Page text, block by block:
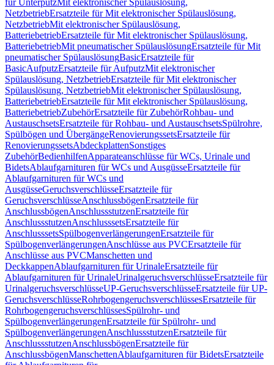
für UnterputzMit elektronischer Spülauslösung,
NetzbetriebErsatzteile für Mit elektronischer Spülauslösung,
NetzbetriebMit elektronischer Spülauslösung,
BatteriebetriebErsatzteile für Mit elektronischer Spülauslösung,
BatteriebetriebMit pneumatischer SpülauslösungErsatzteile für Mit
pneumatischer SpülauslösungBasicErsatzteile für
BasicAufputzErsatzteile für AufputzMit elektronischer
Spülauslösung, NetzbetriebErsatzteile für Mit elektronischer
Spülauslösung, NetzbetriebMit elektronischer Spülauslösung,
BatteriebetriebErsatzteile für Mit elektronischer Spülauslösung,
BatteriebetriebZubehörErsatzteile für ZubehörRohbau- und
AustauschsetsErsatzteile für Rohbau- und AustauschsetsSpülrohre,
Spülbögen und ÜbergängeRenovierungssetsErsatzteile für
RenovierungssetsAbdeckplattenSonstiges
ZubehörBedienhilfenApparateanschlüsse für WCs, Urinale und
BidetsAblaufgarnituren für WCs und AusgüsseErsatzteile für
Ablaufgarnituren für WCs und
AusgüsseGeruchsverschlüsseErsatzteile für
GeruchsverschlüsseAnschlussbögenErsatzteile für
AnschlussbögenAnschlussstutzenErsatzteile für
AnschlussstutzenAnschlusssetsErsatzteile für
AnschlusssetsSpülbogenverlängerungenErsatzteile für
SpülbogenverlängerungenAnschlüsse aus PVCErsatzteile für
Anschlüsse aus PVCManschetten und
DeckkappenAblaufgarnituren für UrinaleErsatzteile für
Ablaufgarnituren für UrinaleUrinalgeruchsverschlüsseErsatzteile für
UrinalgeruchsverschlüsseUP-GeruchsverschlüsseErsatzteile für UP-
GeruchsverschlüsseRohrbogengeruchsverschlüssesErsatzteile für
RohrbogengeruchsverschlüssesSpülrohr- und
SpülbogenverlängerungenErsatzteile für Spülrohr- und
SpülbogenverlängerungenAnschlussstutzenErsatzteile für
AnschlussstutzenAnschlussbögenErsatzteile für
AnschlussbögenManschettenAblaufgarnituren für BidetsErsatzteile